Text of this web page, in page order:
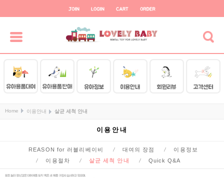
Home 이용안내 살균 세척 안내
이용안내
REASON for 러블리베이비 대여의 장점
이용정보
이용절차
살균 세척 안내 Quick Q&A